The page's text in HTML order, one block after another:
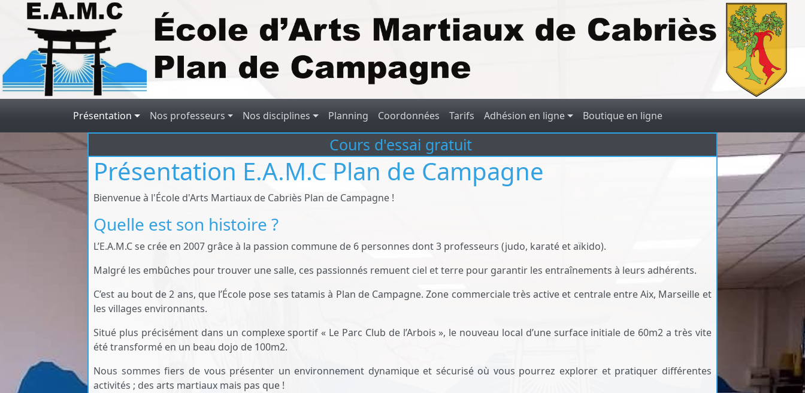
Aller au contenu principal
Navigation principale
Présentation Nos professeurs Nos disciplines Planning Coordonnées Tarifs Adhésion en ligne Boutique en ligne
Cours d'essai gratuit
Présentation E.A.M.C Plan de Campagne
Bienvenue à l'École d'Arts Martiaux de Cabriès Plan de Campagne !
Quelle est son histoire ?
L’E.A.M.C se crée en 2007 grâce à la passion commune de 6 personnes dont 3 professeurs (judo, karaté et aïkido).
Malgré les embûches pour trouver une salle, ces passionnés remuent ciel et terre pour garantir les entraînements à leurs adhérents.
C’est au bout de 2 ans, que l’École pose ses tatamis à Plan de Campagne. Zone commerciale très active et centrale entre Aix, Marseille et
les villages environnants.
Situé plus précisément dans un complexe sportif « Le Parc Club de l’Arbois », le nouveau local d’une surface initiale de 60m2 a très vite
été transformé en un beau dojo de 100m2.
Nous sommes fiers de vous présenter un environnement dynamique et sécurisé où vous pourrez explorer et pratiquer différentes
activités ; des arts martiaux mais pas que !